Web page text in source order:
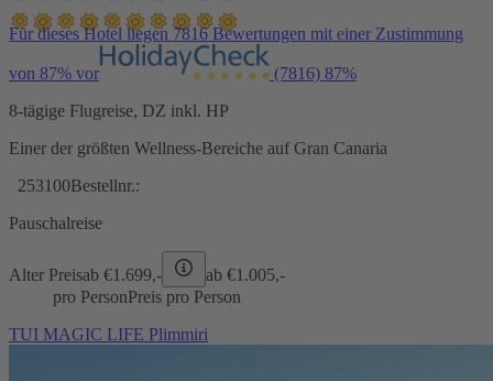
Für dieses Hotel liegen 7816 Bewertungen mit einer Zustimmung
von 87% vor (7816) 87%
8-tägige Flugreise, DZ inkl. HP
Einer der größten Wellness-Bereiche auf Gran Canaria
253100Bestellnr.:
Pauschalreise
Alter Preisab €1.699,- ab €1.005,-
pro PersonPreis pro Person
TUI MAGIC LIFE Plimmiri